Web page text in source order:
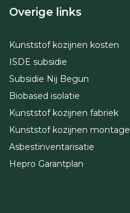
Overige links
Kunststof kozijnen kosten
ISDE subsidie
Subsidie Nij Begun
Biobased isolatie
Kunststof kozijnen fabriek
Kunststof kozijnen montage
Asbestinventarisatie
Hepro Garantplan